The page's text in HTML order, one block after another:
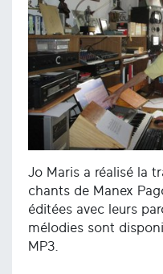
Jo Maris a réalisé la
chants de Manex
éditées avec leurs
mélodies sont
MP3.